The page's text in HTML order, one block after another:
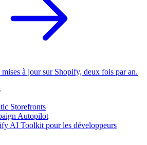
mises à jour sur Shopify, deux fois par an.
Storefronts
Autopilot
AI Toolkit pour les développeurs